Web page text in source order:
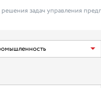
задач управления